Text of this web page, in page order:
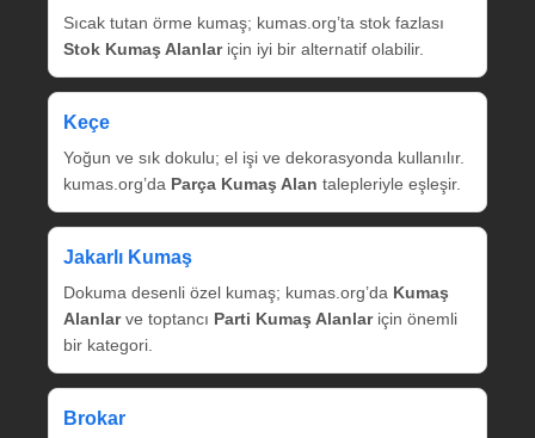
Sıcak tutan örme kumaş; kumas.org’ta stok fazlası
Stok Kumaş Alanlariçin iyi bir alternatif olabilir.
Keçe
Yoğun ve sık dokulu; el işi ve dekorasyonda kullanılır.
kumas.org’da Parça Kumaş Alan talepleriyle eşleşir.
Jakarlı Kumaş
Dokuma desenli özel kumaş; kumas.org’da Kumaş
Alanlarve toptancı Parti Kumaş Alanlariçin önemli
bir kategori.
Brokar